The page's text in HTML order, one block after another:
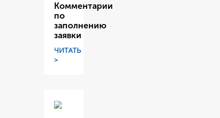
Комментарии
по
заполнению
заявки
ЧИТАТЬ
>